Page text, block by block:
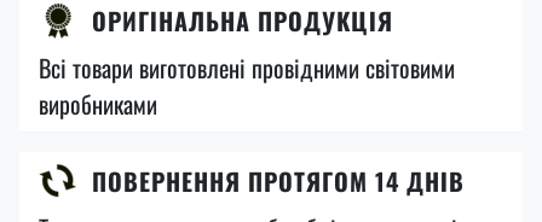
ОРИГІНАЛЬНА ПРОДУКЦІЯ
Всі товари виготовлені провідними світовими
виробниками
ПОВЕРНЕННЯ ПРОТЯГОМ 14 ДНІВ